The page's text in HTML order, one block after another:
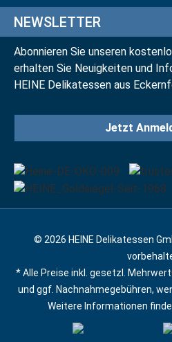
NEWSLETTER
Abonnieren Sie unseren
erhalten Sie Neuigkeiten und
HEINE Delikatessen aus
Jetzt
© 2026 HEINE Delikatessen
* Alle Preise inkl. gesetzl.
und ggf. Nachnahmegebühren,
Weitere Informationen